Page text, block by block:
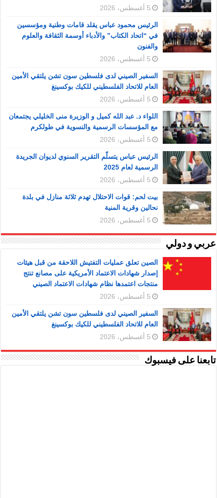
5 أغسطس، 2026
الرئيس محمود عباس يقلد قامات وطنية ومؤسسين
في “اتحاد الكتاب” والأدباء أوسمة الثقافة والعلوم
والفنون
5 أغسطس، 2026
السفير الصيني لدى فلسطين سون تشن يلتقي الأمين
العام للاتحاد الفلسطيني للكيك بوكسينغ
5 أغسطس، 2026
اللواء د. عبد الله كميل و الوزيرة منى الخليلي يجتمعان
مع المؤسسات الرسمية والنسوية في طولكرم
5 أغسطس، 2026
الرئيس عباس يتسلّم التقرير السنوي لديوان الجريدة
الرسمية لعام 2025
5 أغسطس، 2026
بيت لحم: قوات الاحتلال تهدم ثلاثة منازل في بلدة
نحالين وقرية المنية
5 أغسطس، 2026
عربي و دولي
الصين تعلق عمليات التفتيش اللاحقة من قبل هيئات
إصدار شهادات الاعتماد الأمريكية على مصانع تنتج
منتجات اعتمدها نظام شهادات الاعتماد الصيني
5 أغسطس، 2026
السفير الصيني لدى فلسطين سون تشن يلتقي الأمين
العام للاتحاد الفلسطيني للكيك بوكسينغ
5 أغسطس، 2026
تابعنا على فيسبوك